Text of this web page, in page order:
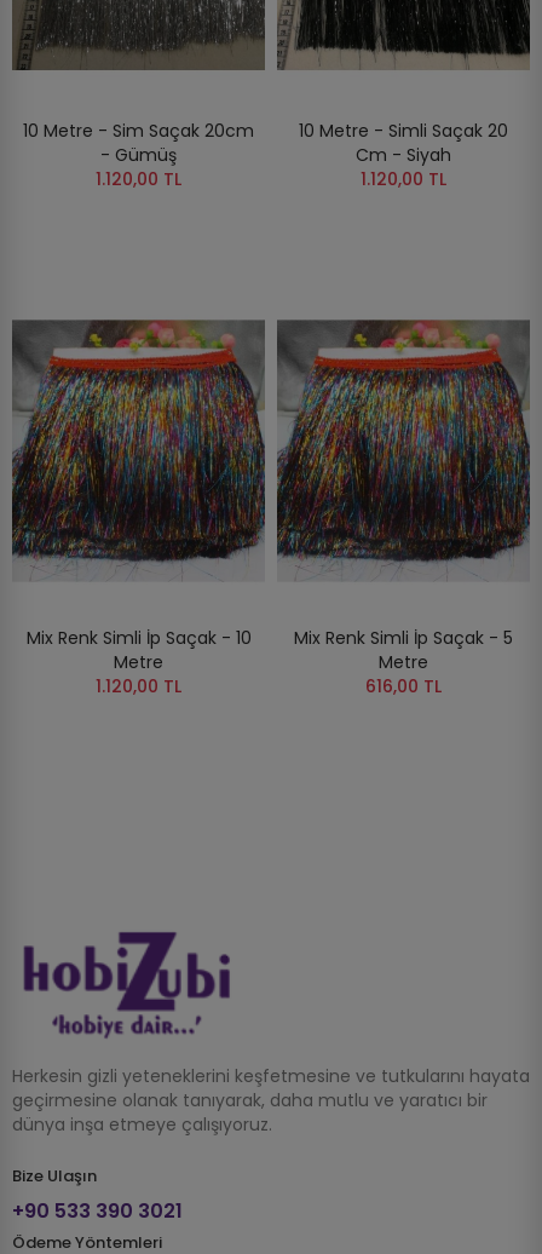
10 Metre - Sim Saçak 20cm
- Gümüş
1.120,00 TL
10 Metre - Simli Saçak 20
Cm - Siyah
1.120,00 TL
Mix Renk Simli İp Saçak - 10
Metre
1.120,00 TL
Mix Renk Simli İp Saçak - 5
Metre
616,00 TL
Herkesin gizli yeteneklerini keşfetmesine ve tutkularını hayata
geçirmesine olanak tanıyarak, daha mutlu ve yaratıcı bir
dünya inşa etmeye çalışıyoruz.
Bize Ulaşın
+90 533 390 3021
Ödeme Yöntemleri